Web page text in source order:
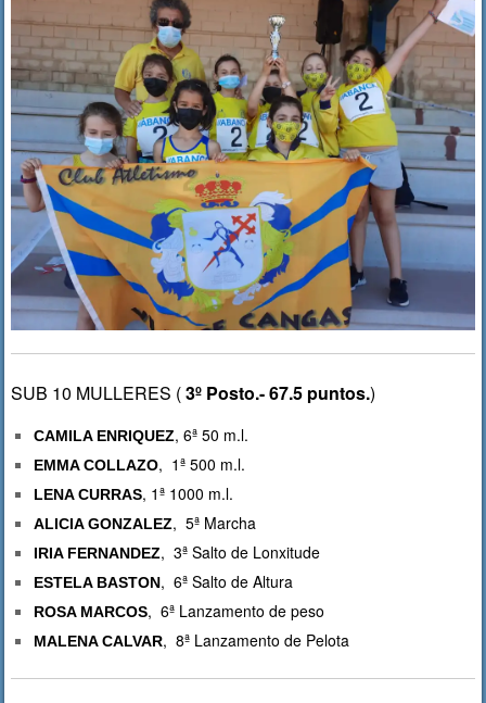
SUB 10 MULLERES (3º Posto.- 67.5 puntos.)
CAMILA ENRIQUEZ, 6ª 50 m.l.
EMMA COLLAZO, 1ª 500 m.l.
LENA CURRAS, 1ª 1000 m.l.
ALICIA GONZALEZ, 5ª Marcha
IRIA FERNANDEZ, 3ª Salto de Lonxitude
ESTELA BASTON, 6ª Salto de Altura
ROSA MARCOS, 6ª Lanzamento de peso
MALENA CALVAR, 8ª Lanzamento de Pelota